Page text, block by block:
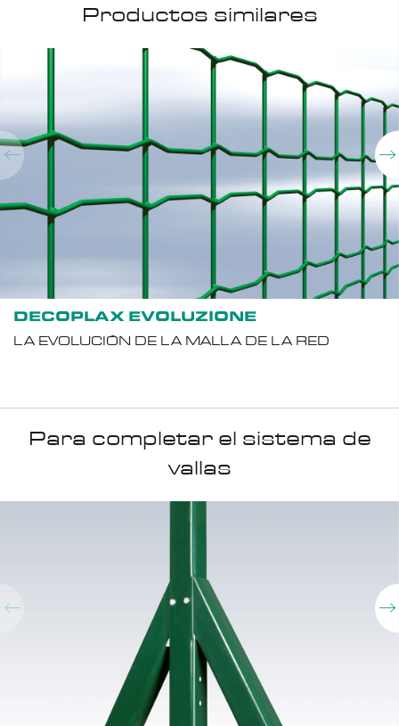
Productos similares
DECOPLAX EVOLUZIONE
LA EVOLUCIÓN DE LA MALLA DE LA RED
Para completar el sistema de
vallas